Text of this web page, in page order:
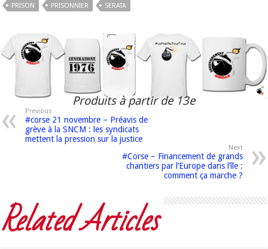
PRISON
PRISONNIER SERATA
Produits à partir de 13e
Previous
#corse 21 novembre – Préavis de
grève à la SNCM : les syndicats
mettent la pression sur la justice
Next
#Corse – Financement de grands
chantiers par l’Europe dans l’île :
comment ça marche ?
Related Articles